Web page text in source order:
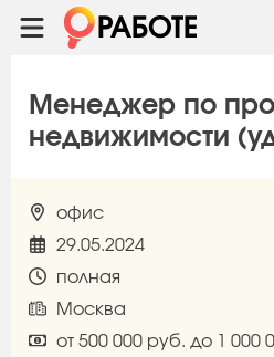
Менеджер по
недвижимости
офис
29.05.2024
полная
Москва
от 500 000 руб. до 1 000